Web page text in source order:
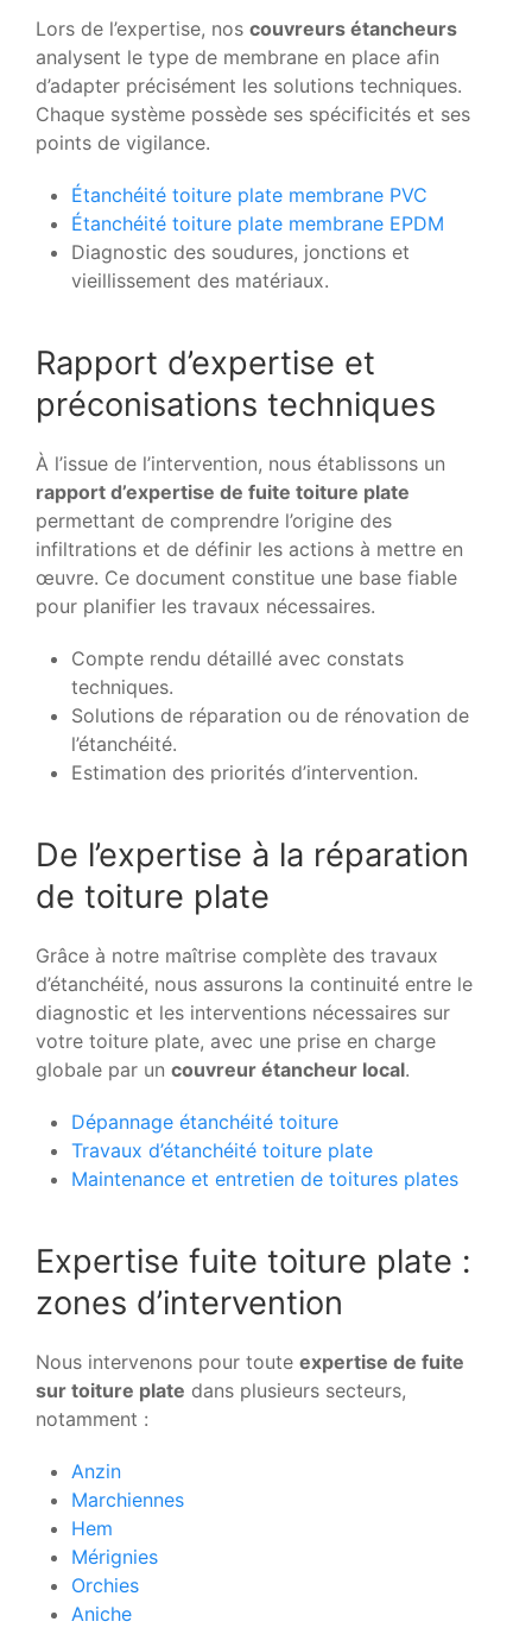
Lors de l’expertise, nos couvreurs étancheurs
analysent le type de membrane en place afin
d’adapter précisément les solutions techniques.
Chaque système possède ses spécificités et ses
points de vigilance.
Étanchéité toiture plate membrane PVC
Étanchéité toiture plate membrane EPDM
Diagnostic des soudures, jonctions et
vieillissement des matériaux.
Rapport d’expertise et
préconisations techniques
À l’issue de l’intervention, nous établissons un
rapport d’expertise de fuite toiture plate
permettant de comprendre l’origine des
infiltrations et de définir les actions à mettre en
œuvre. Ce document constitue une base fiable
pour planifier les travaux nécessaires.
Compte rendu détaillé avec constats
techniques.
Solutions de réparation ou de rénovation de
l’étanchéité.
Estimation des priorités d’intervention.
De l’expertise à la réparation
de toiture plate
Grâce à notre maîtrise complète des travaux
d’étanchéité, nous assurons la continuité entre le
diagnostic et les interventions nécessaires sur
votre toiture plate, avec une prise en charge
globale par un couvreur étancheur local.
Dépannage étanchéité toiture
Travaux d’étanchéité toiture plate
Maintenance et entretien de toitures plates
Expertise fuite toiture plate :
zones d’intervention
Nous intervenons pour toute expertise de fuite
sur toiture plate dans plusieurs secteurs,
notamment :
Anzin
Marchiennes
Hem
Mérignies
Orchies
Aniche